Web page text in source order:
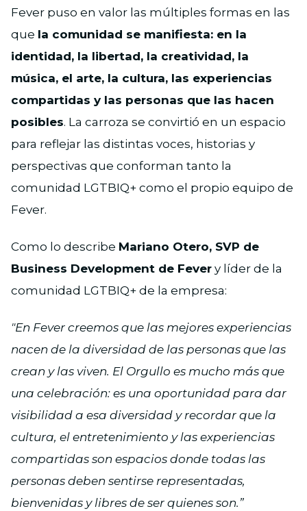
Fever puso en valor las múltiples formas en las
que la comunidad se manifiesta: en la
identidad, la libertad, la creatividad, la
música, el arte, la cultura, las experiencias
compartidas y las personas que las hacen
posibles. La carroza se convirtió en un espacio
para reflejar las distintas voces, historias y
perspectivas que conforman tanto la
comunidad LGTBIQ+ como el propio equipo de
Fever.
Como lo describe Mariano Otero, SVP de
Business Development de Fever y líder de la
comunidad LGTBIQ+ de la empresa:
"En Fever creemos que las mejores experiencias
nacen de la diversidad de las personas que las
crean y las viven. El Orgullo es mucho más que
una celebración: es una oportunidad para dar
visibilidad a esa diversidad y recordar que la
cultura, el entretenimiento y las experiencias
compartidas son espacios donde todas las
personas deben sentirse representadas,
bienvenidas y libres de ser quienes son.”